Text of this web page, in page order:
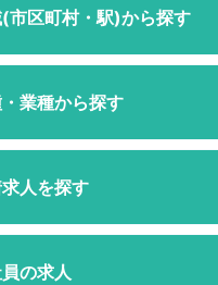
市区町村・駅)から探す
業種から探す
人を探す
の求人